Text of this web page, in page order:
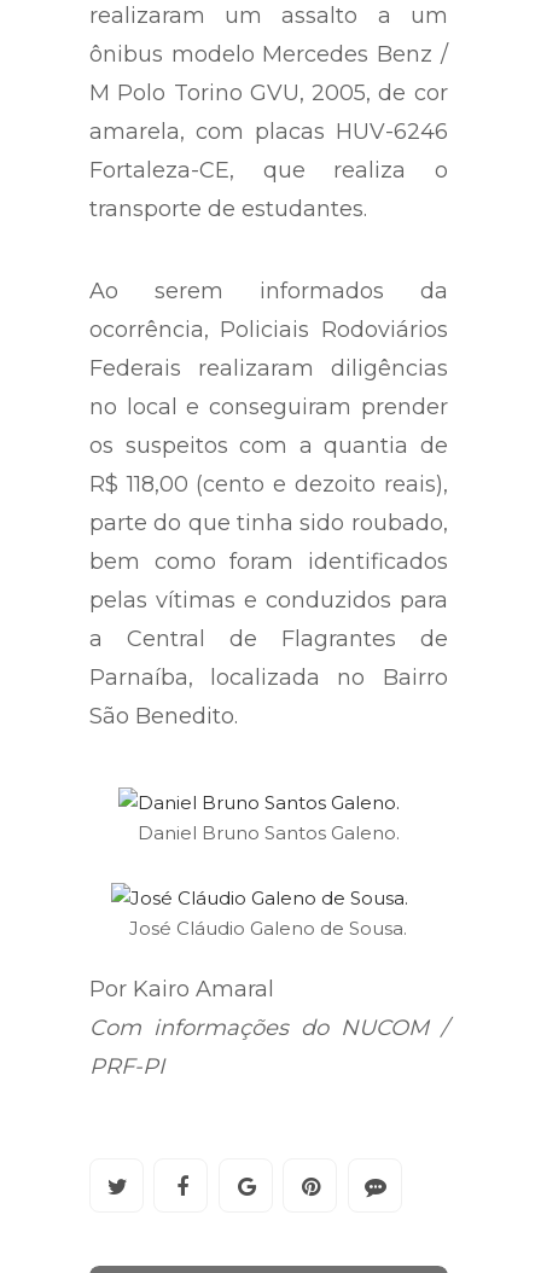
realizaram um assalto a um
ônibus modelo Mercedes Benz /
M Polo Torino GVU, 2005, de cor
amarela, com placas HUV-6246
Fortaleza-CE, que realiza o
transporte de estudantes.
Ao serem informados da
ocorrência, Policiais Rodoviários
Federais realizaram diligências
no local e conseguiram prender
os suspeitos com a quantia de
R$ 118,00 (cento e dezoito reais),
parte do que tinha sido roubado,
bem como foram identificados
pelas vítimas e conduzidos para
a Central de Flagrantes de
Parnaíba, localizada no Bairro
São Benedito.
Daniel Bruno Santos Galeno.
José Cláudio Galeno de Sousa.
Por Kairo Amaral
Com informações do NUCOM /
PRF-PI